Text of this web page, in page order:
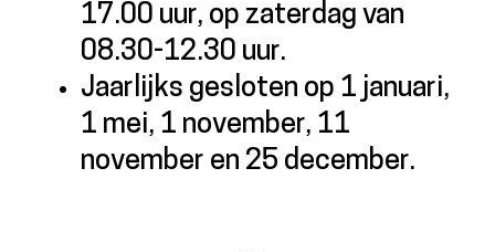
17.00 uur, op zaterdag van
08.30-12.30 uur.
Jaarlijks gesloten op 1 januari,
1 mei, 1 november, 11
november en 25 december.